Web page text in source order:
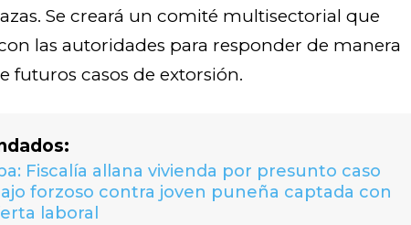
Se creará un comité multisectorial que
las autoridades para responder de manera
futuros casos de extorsión.
Fiscalía allana vivienda por presunto caso
forzoso contra joven puneña captada con
laboral